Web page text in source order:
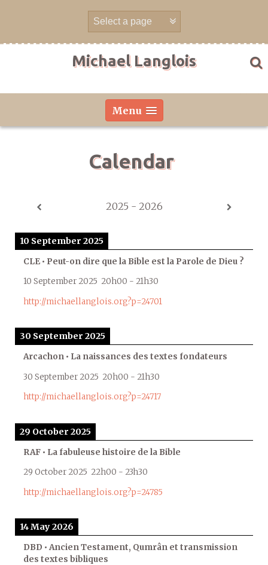
Michael Langlois
Menu
Calendar
2025 - 2026
10 September 2025
CLE • Peut-on dire que la Bible est la Parole de Dieu ?
10 September 2025 20h00 - 21h30
http://michaellanglois.org?p=24701
30 September 2025
Arcachon • La naissances des textes fondateurs
30 September 2025 20h00 - 21h30
http://michaellanglois.org?p=24717
29 October 2025
RAF • La fabuleuse histoire de la Bible
29 October 2025 22h00 - 23h30
http://michaellanglois.org?p=24785
14 May 2026
DBD • Ancien Testament, Qumrân et transmission
des textes bibliques